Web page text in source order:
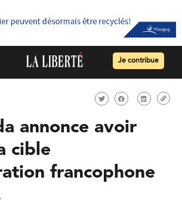
Je contribue
annonce avoir
cible
francophone